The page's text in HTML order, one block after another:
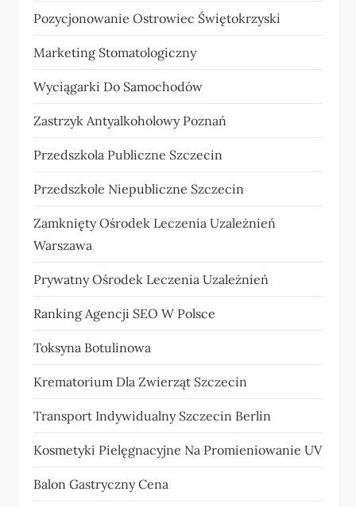
Pozycjonowanie Ostrowiec Świętokrzyski
Marketing Stomatologiczny
Wyciągarki Do Samochodów
Zastrzyk Antyalkoholowy Poznań
Przedszkola Publiczne Szczecin
Przedszkole Niepubliczne Szczecin
Zamknięty Ośrodek Leczenia Uzależnień
Warszawa
Prywatny Ośrodek Leczenia Uzależnień
Ranking Agencji SEO W Polsce
Toksyna Botulinowa
Krematorium Dla Zwierząt Szczecin
Transport Indywidualny Szczecin Berlin
Kosmetyki Pielęgnacyjne Na Promieniowanie UV
Balon Gastryczny Cena